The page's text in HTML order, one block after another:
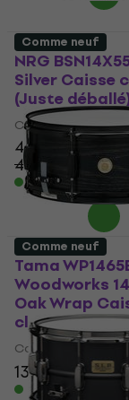
NRG
Silver Caisse
(Juste
Caisse claire
42,10 €
48,41 €
- 13 %
En stock
Comme neuf
Tama
Woodworks
Oak Wrap
claire
Caisse claire
130 €139,59 €
En stock
Comme neuf